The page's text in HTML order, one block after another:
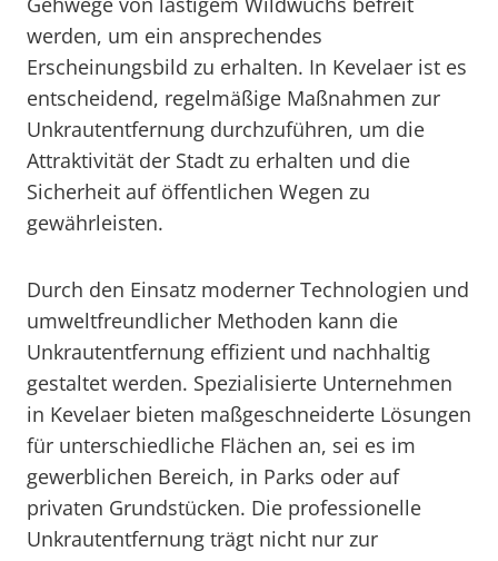
werden, um ein ansprechendes
Erscheinungsbild zu erhalten. In Kevelaer ist es
entscheidend, regelmäßige Maßnahmen zur
Unkrautentfernung durchzuführen, um die
Attraktivität der Stadt zu erhalten und die
Sicherheit auf öffentlichen Wegen zu
gewährleisten.
Durch den Einsatz moderner Technologien und
umweltfreundlicher Methoden kann die
Unkrautentfernung effizient und nachhaltig
gestaltet werden. Spezialisierte Unternehmen
in Kevelaer bieten maßgeschneiderte Lösungen
für unterschiedliche Flächen an, sei es im
gewerblichen Bereich, in Parks oder auf
privaten Grundstücken. Die professionelle
Unkrautentfernung trägt nicht nur zur